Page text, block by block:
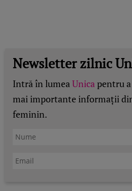
Newsletter zilnic
Intră în lumeaUnicapentru
mai importante informații
feminin.